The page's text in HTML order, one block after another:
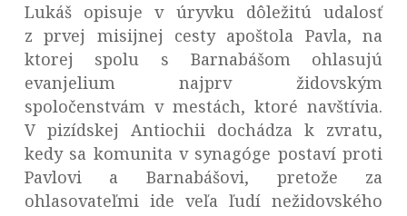
Lukáš opisuje v úryvku dôležitú udalosť
z prvej misijnej cesty apoštola Pavla, na
ktorej spolu s Barnabášom ohlasujú
evanjelium najprv židovským
spoločenstvám v mestách, ktoré navštívia.
V pizídskej Antiochii dochádza k zvratu,
kedy sa komunita v synagóge postaví proti
Pavlovi a Barnabášovi, pretože za
ohlasovateľmi ide veľa ľudí nežidovského